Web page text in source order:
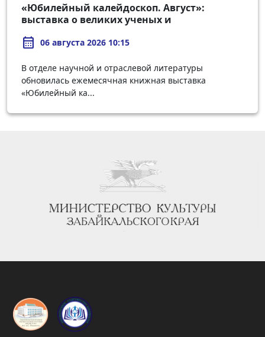
«Юбилейный калейдоскоп. Август»:
выставка о великих ученых и
calendar_month 06 августа 2026 10:15
В отделе научной и отраслевой литературы
обновилась ежемесячная книжная выставка
«Юбилейный ка...